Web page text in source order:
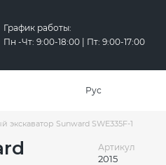
График работы:
Пн -Чт: 9:00-18:00 | Пт: 9:00-17:00
Рус
экскаватор Sunward SWE335F-1
Артикул
2015